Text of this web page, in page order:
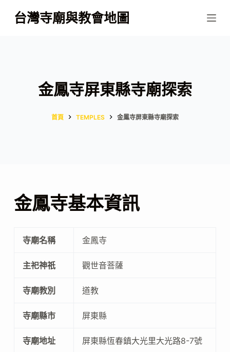
跳
至
台灣寺廟與教會地圖
金鳳寺屏東縣寺廟探索
首頁 TEMPLES 金鳳寺屏東縣寺廟探索
金鳳寺基本資訊
寺廟名稱 金鳳寺
主祀神祇 觀世音菩薩
寺廟教別 道教
寺廟縣市 屏東縣
寺廟地址 屏東縣恆春鎮大光里大光路8-7號